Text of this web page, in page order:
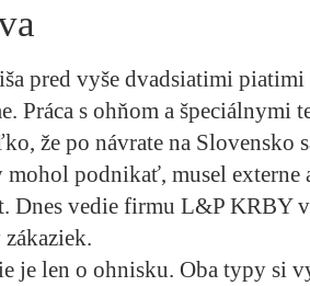
pred vyše dvadsiatimi
Práca s ohňom a špeciálnymi
že po návrate na Slovensko
podnikať, musel externe
Dnes vedie firmu L&P KRBY
je len o ohnisku. Oba typy si